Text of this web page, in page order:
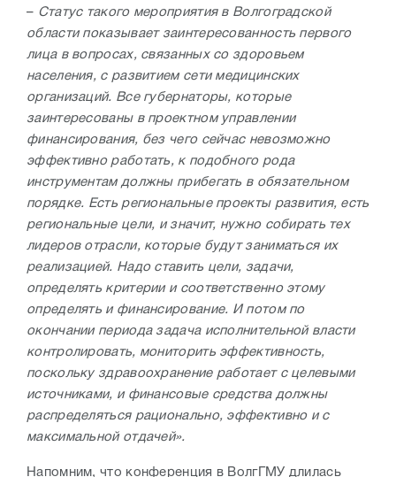
– Статус такого мероприятия в Волгоградской
области показывает заинтересованность первого
лица в вопросах, связанных со здоровьем
населения, с развитием сети медицинских
организаций. Все губернаторы, которые
заинтересованы в проектном управлении
финансирования, без чего сейчас невозможно
эффективно работать, к подобного рода
инструментам должны прибегать в обязательном
порядке. Есть региональные проекты развития, есть
региональные цели, и значит, нужно собирать тех
лидеров отрасли, которые будут заниматься их
реализацией. Надо ставить цели, задачи,
определять критерии и соответственно этому
определять и финансирование. И потом по
окончании периода задача исполнительной власти
контролировать, мониторить эффективность,
поскольку здравоохранение работает с целевыми
источниками, и финансовые средства должны
распределяться рационально, эффективно и с
максимальной отдачей».
Напомним, что конференция в ВолгГМУ длилась